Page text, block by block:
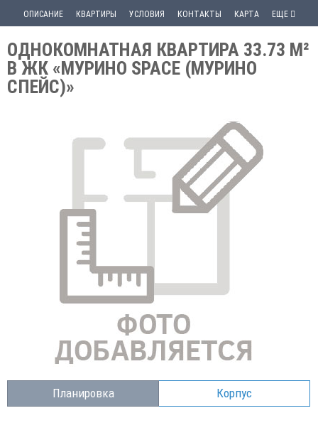
ОПИСАНИЕ КВАРТИРЫ УСЛОВИЯ КОНТАКТЫ КАРТА ЕЩЕ
ОДНОКОМНАТНАЯ КВАРТИРА 33.73 М²
В ЖК «МУРИНО SPACE (МУРИНО
СПЕЙС)»
Планировка Корпус